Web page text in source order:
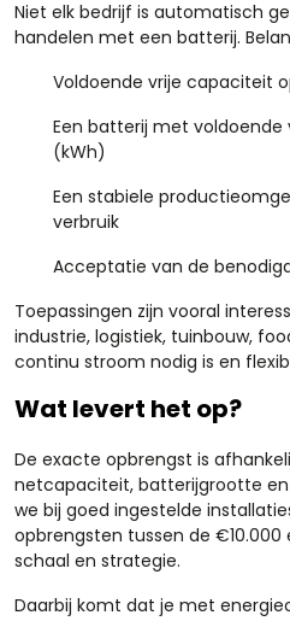
Niet elk bedrijf is automatisch
handelen met een batterij.
Voldoende vrije capaciteit
Een batterij met
(kWh)
Een stabiele
verbruik
Acceptatie van de
Toepassingen zijn vooral
industrie, logistiek, tuinbouw,
continu stroom nodig is en
Wat levert het op?
De exacte opbrengst is
netcapaciteit, batterijgrootte en
we bij goed ingestelde
opbrengsten tussen de
schaal en strategie.
Daarbij komt dat je met